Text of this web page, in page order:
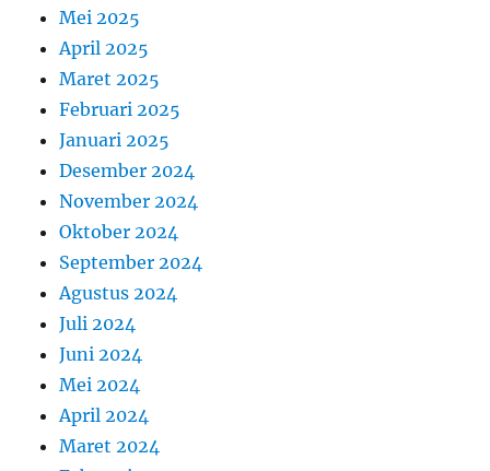
Mei 2025
April 2025
Maret 2025
Februari 2025
Januari 2025
Desember 2024
November 2024
Oktober 2024
September 2024
Agustus 2024
Juli 2024
Juni 2024
Mei 2024
April 2024
Maret 2024